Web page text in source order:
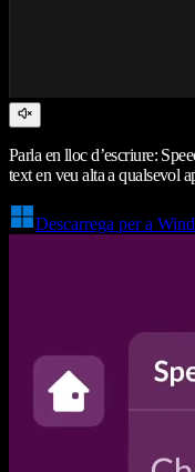
Parla en lloc d’escriure:
text en veu alta a qualsevol
Descarrega per a